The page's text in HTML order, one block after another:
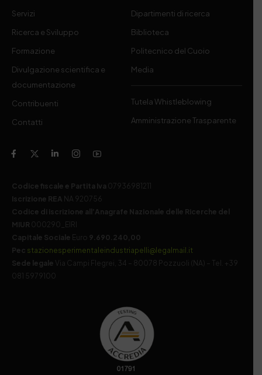
Servizi
Ricerca e Sviluppo
Formazione
Divulgazione scientifica e
documentazione
Contribuenti
Contatti
Dipartimenti di ricerca
Biblioteca
Politecnico del Cuoio
Media
Tutela Whistleblowing
Amministrazione Trasparente
Codice fiscale e Partita Iva 07936981211
Iscrizione REA NA 920756
Codice di iscrizione all’Anagrafe Nazionale delle Ricerche del
MIUR 000290_EIRI
Capitale Sociale Euro 9.690.240,00
Pec stazionesperimentaleindustriapelli@legalmail.it
Sede legale
Via Campi Flegrei, 34 – 80078 Pozzuoli (NA) – Tel. +39
081 5979100